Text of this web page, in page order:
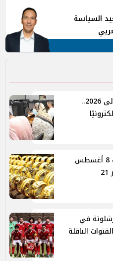
السياسة
نتيجة تنسيق المرحلة الأولى 2026..
أسعار الذهب اليوم السبت 8 أغسطس
في
الناقلة